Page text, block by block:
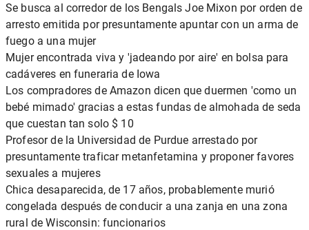
Se busca al corredor de los Bengals Joe Mixon por orden de
arresto emitida por presuntamente apuntar con un arma de
fuego a una mujer
Mujer encontrada viva y 'jadeando por aire' en bolsa para
cadáveres en funeraria de Iowa
Los compradores de Amazon dicen que duermen 'como un
bebé mimado' gracias a estas fundas de almohada de seda
que cuestan tan solo $ 10
Profesor de la Universidad de Purdue arrestado por
presuntamente traficar metanfetamina y proponer favores
sexuales a mujeres
Chica desaparecida, de 17 años, probablemente murió
congelada después de conducir a una zanja en una zona
rural de Wisconsin: funcionarios